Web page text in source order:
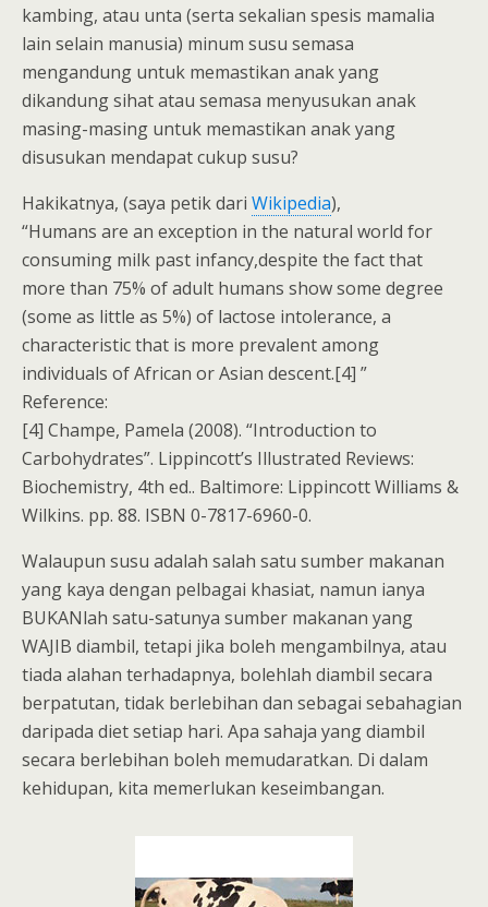
kambing, atau unta (serta sekalian spesis mamalia
lain selain manusia) minum susu semasa
mengandung untuk memastikan anak yang
dikandung sihat atau semasa menyusukan anak
masing-masing untuk memastikan anak yang
disusukan mendapat cukup susu?
Hakikatnya, (saya petik dari Wikipedia),
“Humans are an exception in the natural world for
consuming milk past infancy,despite the fact that
more than 75% of adult humans show some degree
(some as little as 5%) of lactose intolerance, a
characteristic that is more prevalent among
individuals of African or Asian descent.[4] ”
Reference:
[4] Champe, Pamela (2008). “Introduction to
Carbohydrates”. Lippincott’s Illustrated Reviews:
Biochemistry, 4th ed.. Baltimore: Lippincott Williams &
Wilkins. pp. 88. ISBN 0-7817-6960-0.
Walaupun susu adalah salah satu sumber makanan
yang kaya dengan pelbagai khasiat, namun ianya
BUKANlah satu-satunya sumber makanan yang
WAJIB diambil, tetapi jika boleh mengambilnya, atau
tiada alahan terhadapnya, bolehlah diambil secara
berpatutan, tidak berlebihan dan sebagai sebahagian
daripada diet setiap hari. Apa sahaja yang diambil
secara berlebihan boleh memudaratkan. Di dalam
kehidupan, kita memerlukan keseimbangan.